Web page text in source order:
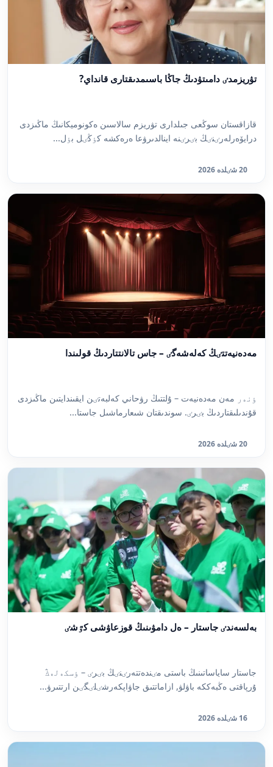
تۋريزمدٸ دامىتۋدىڭ جاڭا باسىمدىقتارى قانداي?
قازاقستان سوڭعى جىلدارى تۋريزم سالاسىن ەكونوميكانىڭ ماڭىزدى
درايۆەرلەرٸنٸڭ بٸرٸنە اينالدىرۋعا ەرەكشە كٶڭٸل بٶل...
20 شٸلدە 2026
مەدەنيەتتٸڭ كەلەشەگٸ – جاس تالانتتاردىڭ قولىندا
ٶنەر مەن مەدەنيەت – ۇلتتىڭ رۋحاني كەلبەتٸن ايقىندايتىن ماڭىزدى
قۇندىلىقتاردىڭ بٸرٸ. سوندىقتان شىعارماشىل جاستا...
20 شٸلدە 2026
بەلسەندٸ جاستار – ەل دامۋىنىڭ قوزعاۋشى كٷشٸ
جاستار ساياساتىنىڭ باستى مٸندەتتەرٸنٸڭ بٸرٸ – ٶسكەلەڭ
ۇرپاقتى ەڭبەككە باۋلۋ, ازاماتتىق جاۋاپكەرشٸلٸگٸن ارتتىرۋ...
16 شٸلدە 2026